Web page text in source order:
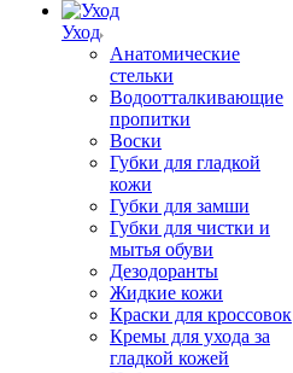
Уход
Анатомические
стельки
Водоотталкивающие
пропитки
Воски
Губки для гладкой
кожи
Губки для замши
Губки для чистки и
мытья обуви
Дезодоранты
Жидкие кожи
Краски для кроссовок
Кремы для ухода за
гладкой кожей